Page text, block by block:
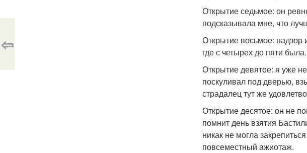
Открытие седьмое: он
подсказывала мне, что
Открытие восьмое: надзор
где с четырех до пяти
Открытие девятое: я уже
поскуливал под дверью,
страдалец тут же
Открытие десятое: он не
помнит день взятия
никак не могла
повсеместный ажиотаж.
⇦